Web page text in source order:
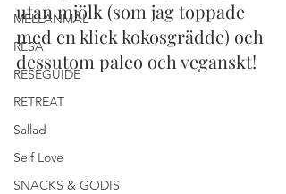
MELLANMÅL
RESA
RESEGUIDE
RETREAT
Sallad
Self Love
SNACKS & GODIS
utan mjölk (som jag toppade
med en klick kokosgrädde) och
dessutom paleo och veganskt!